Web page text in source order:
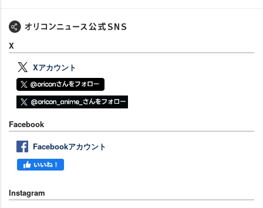
X
Xアカウント
Facebook
Facebookアカウント
Instagram